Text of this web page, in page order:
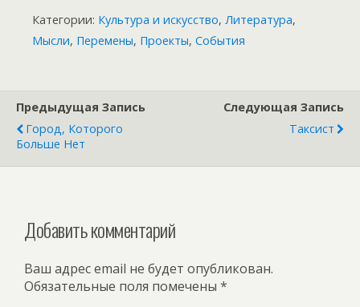
Категории: Культура и искусство, Литература,
Мысли, Перемены, Проекты, События
Предыдущая Запись
Город, Которого
Больше Нет
Следующая Запись
Таксист
Добавить комментарий
Ваш адрес email не будет опубликован.
Обязательные поля помечены *